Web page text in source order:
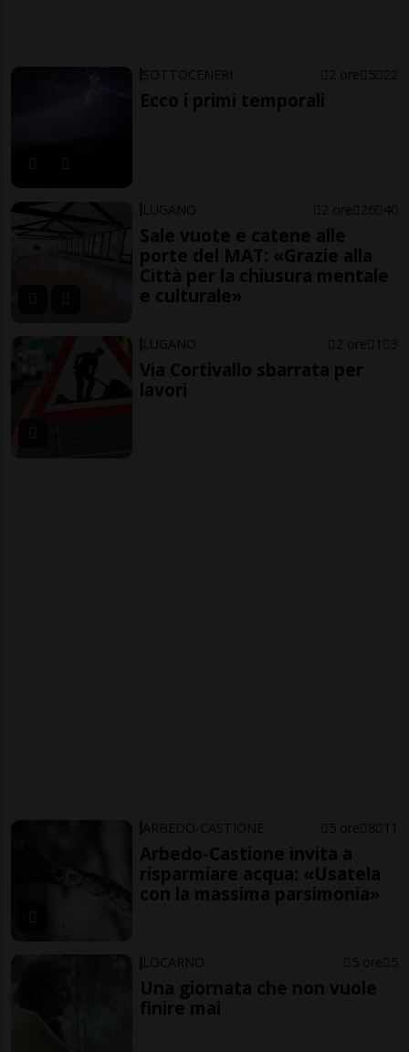
SOTTOCENERI 2 ore 5 22
Ecco i primi temporali
LUGANO 2 ore 26 40
Sale vuote e catene alle
porte del MAT: «Grazie alla
Città per la chiusura mentale
e culturale»
LUGANO 2 ore 1 3
Via Cortivallo sbarrata per
lavori
ARBEDO-CASTIONE 5 ore 8 11
Arbedo-Castione invita a
risparmiare acqua: «Usatela
con la massima parsimonia»
LOCARNO 5 ore 5
Una giornata che non vuole
finire mai